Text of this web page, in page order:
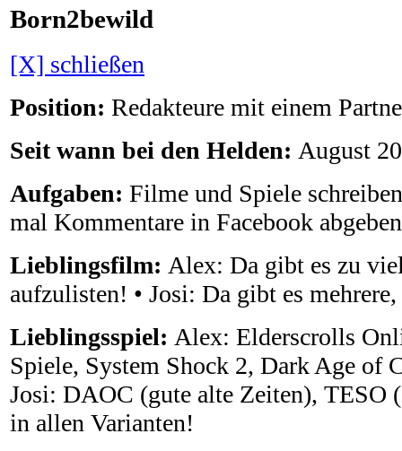
Born2bewild
[X] schließen
Position: Redakteure mit einem
Seit wann bei den Helden: August
Aufgaben: Filme und Spiele
mal Kommentare in Facebook
Lieblingsfilm: Alex: Da gibt es zu
aufzulisten! • Josi: Da gibt es mehrere,
Lieblingsspiel: Alex: Elderscrolls
Spiele, System Shock 2, Dark Age of
Josi: DAOC (gute alte Zeiten), TESO
in allen Varianten!